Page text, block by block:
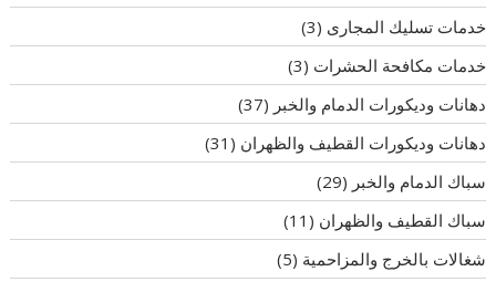
خدمات تسليك المجارى (3)
خدمات مكافحة الحشرات (3)
دهانات وديكورات الدمام والخبر (37)
دهانات وديكورات القطيف والظهران (31)
سباك الدمام والخبر (29)
سباك القطيف والظهران (11)
شغالات بالخرج والمزاحمية (5)